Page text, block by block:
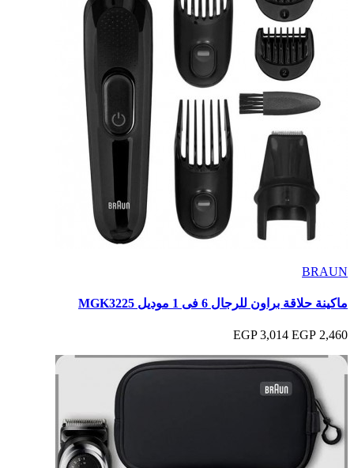
BRAUN
ماكينة حلاقة براون للرجال 6 فى 1 موديل MGK3225
2,460 EGP
3,014 EGP